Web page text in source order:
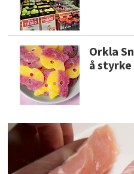
Orkla
å styrke